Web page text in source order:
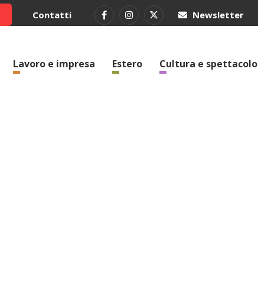
Contatti Newsletter
Lavoro e impresa Estero Cultura e spettacolo